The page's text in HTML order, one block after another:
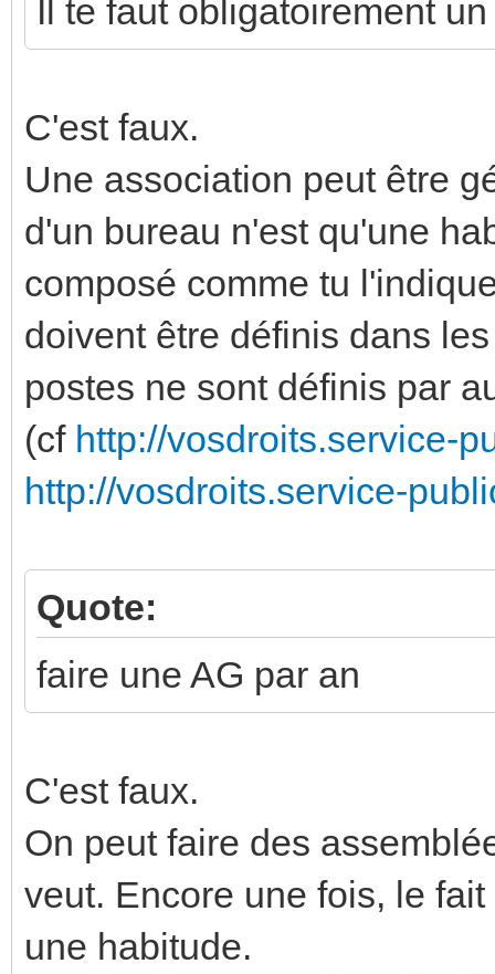
Il te faut obligatoirement
C'est faux.
Une association peut être
d'un bureau n'est qu'une
composé comme tu
doivent être définis dans
postes ne sont définis par
(cf http://vosdroits.service-
http://vosdroits.service-
Quote:
faire une AG par an
C'est faux.
On peut faire des
veut. Encore une fois, le
une habitude.